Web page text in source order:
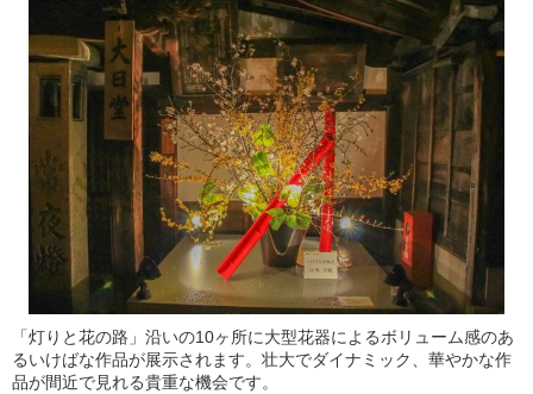
「灯りと花の路」沿いの10ヶ所に大型花器によるボリューム感のあ
るいけばな作品が展示されます。壮大でダイナミック、華やかな作
品が間近で見れる貴重な機会です。